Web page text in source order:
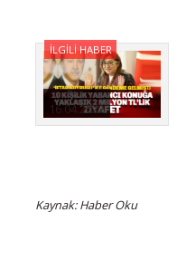
16.04.2022
İLGİLİ HABER
Kaynak: Haber Oku